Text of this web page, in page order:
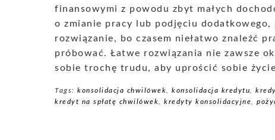
finansowymi z powodu zbyt małych
o zmianie pracy lub podjęciu
rozwiązanie, bo czasem niełatwo znaleźć
próbować. Łatwe rozwiązania nie zawsze
sobie trochę trudu, aby uprościć sobie
Tags: konsolidacja chwilówek konsolidacja kredytu
kredyt na spłatę chwilówek
kredyty konsolidacyjne